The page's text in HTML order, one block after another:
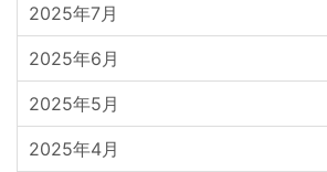
2025年7月
2025年6月
2025年5月
2025年4月